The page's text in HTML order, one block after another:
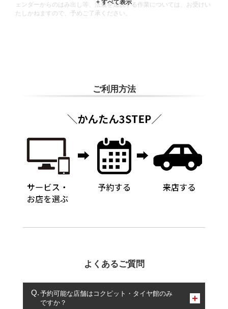
ェンダーからのはみ出し等、法規を逸脱する作業については、お受けい
たしかねますので、予めご了承ください。
ご利用方法
よくあるご質問
予約可能な店舗はコクピット・タイヤ館のみ
ですか？